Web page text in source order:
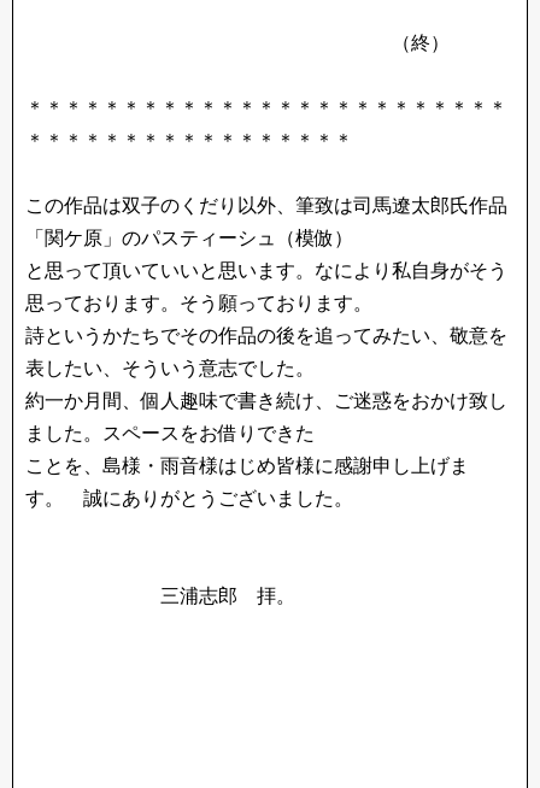
（終）
＊＊＊＊＊＊＊＊＊＊＊＊＊＊＊＊＊＊＊＊＊＊＊＊＊
＊＊＊＊＊＊＊＊＊＊＊＊＊＊＊＊＊
この作品は双子のくだり以外、筆致は司馬遼太郎氏作品
「関ケ原」のパスティーシュ（模倣）
と思って頂いていいと思います。なにより私自身がそう
思っております。そう願っております。
詩というかたちでその作品の後を追ってみたい、敬意を
表したい、そういう意志でした。
約一か月間、個人趣味で書き続け、ご迷惑をおかけ致し
ました。スペースをお借りできた
ことを、島様・雨音様はじめ皆様に感謝申し上げま
す。 誠にありがとうございました。
三浦志郎 拝。